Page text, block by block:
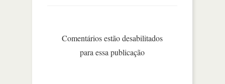
Comentários estão desabilitados
para essa publicação